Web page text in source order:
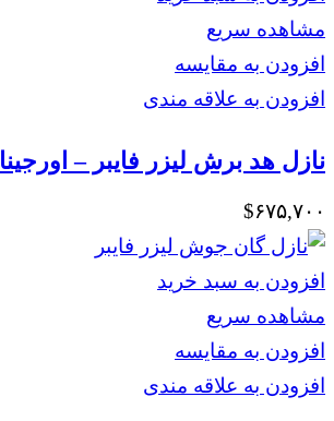
بود.
است.مشاهده سریع
افزودن به مقایسه
افزودن به علاقه مندی
نازل هد برش لیزر فایبر –
$۶۷۵,۷۰۰
افزودن به سبد خرید
مشاهده سریع
افزودن به مقایسه
افزودن به علاقه مندی